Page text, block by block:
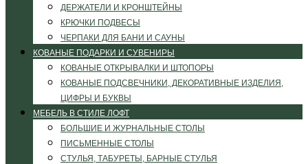
ДЕРЖАТЕЛИ И КРОНШТЕЙНЫ
КРЮЧКИ ПОДВЕСЫ
ЧЕРПАКИ ДЛЯ БАНИ И САУНЫ
КОВАНЫЕ ПОДАРКИ И СУВЕНИРЫ
КОВАНЫЕ ОТКРЫВАЛКИ И ШТОПОРЫ
КОВАНЫЕ ПОДСВЕЧНИКИ, ДЕКОРАТИВНЫЕ ИЗДЕЛИЯ,
ЦИФРЫ И БУКВЫ
МЕБЕЛЬ В СТИЛЕ ЛОФТ
БОЛЬШИЕ И ЖУРНАЛЬНЫЕ СТОЛЫ
ПИСЬМЕННЫЕ СТОЛЫ
СТУЛЬЯ, ТАБУРЕТЫ, БАРНЫЕ СТУЛЬЯ